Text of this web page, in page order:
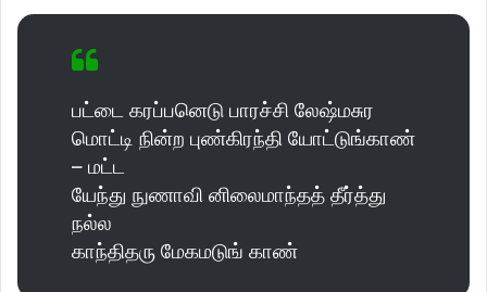
பட்டை கரப்பனெடு பாரச்சி லேஷ்மசுர
மொட்டி நின்ற புண்கிரந்தி யோட்டுங்காண்
– மட்ட
யேந்து நுணாவி னிலைமாந்தத் தீர்த்து
நல்ல
காந்திதரு மேகமடுங் காண்